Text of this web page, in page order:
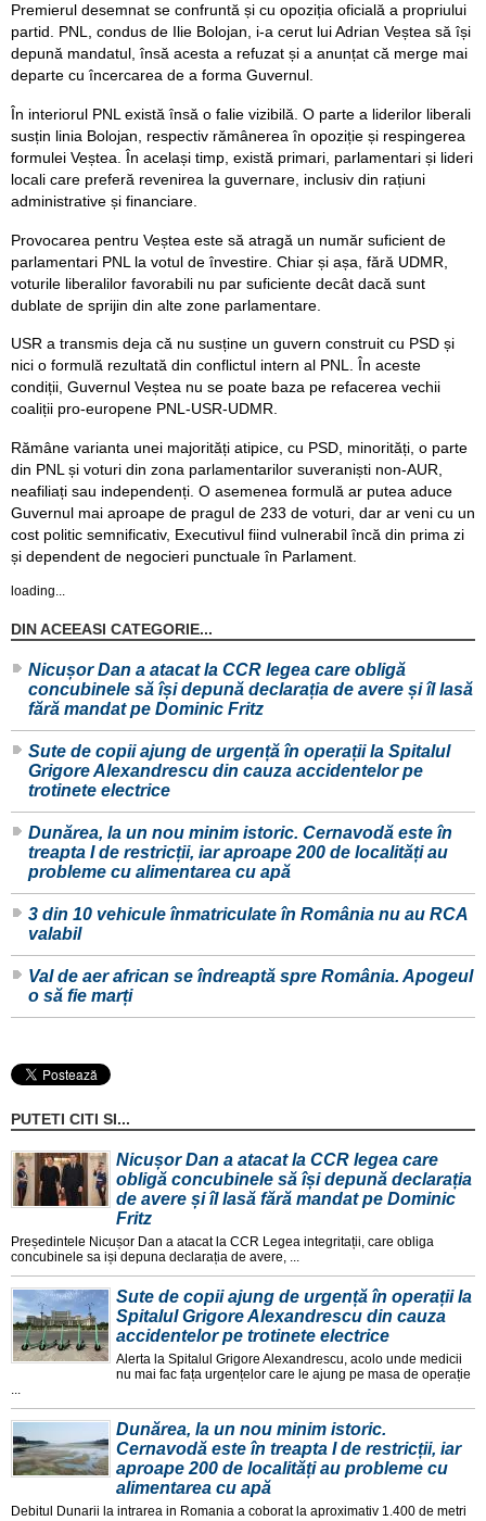
Premierul desemnat se confruntă și cu opoziția oficială a propriului
partid. PNL, condus de Ilie Bolojan, i-a cerut lui Adrian Veștea să își
depună mandatul, însă acesta a refuzat și a anunțat că merge mai
departe cu încercarea de a forma Guvernul.
În interiorul PNL există însă o falie vizibilă. O parte a liderilor liberali
susțin linia Bolojan, respectiv rămânerea în opoziție și respingerea
formulei Veștea. În același timp, există primari, parlamentari și lideri
locali care preferă revenirea la guvernare, inclusiv din rațiuni
administrative și financiare.
Provocarea pentru Veștea este să atragă un număr suficient de
parlamentari PNL la votul de învestire. Chiar și așa, fără UDMR,
voturile liberalilor favorabili nu par suficiente decât dacă sunt
dublate de sprijin din alte zone parlamentare.
USR a transmis deja că nu susține un guvern construit cu PSD și
nici o formulă rezultată din conflictul intern al PNL. În aceste
condiții, Guvernul Veștea nu se poate baza pe refacerea vechii
coaliții pro-europene PNL-USR-UDMR.
Rămâne varianta unei majorități atipice, cu PSD, minorități, o parte
din PNL și voturi din zona parlamentarilor suveraniști non-AUR,
neafiliați sau independenți. O asemenea formulă ar putea aduce
Guvernul mai aproape de pragul de 233 de voturi, dar ar veni cu un
cost politic semnificativ, Executivul fiind vulnerabil încă din prima zi
și dependent de negocieri punctuale în Parlament.
loading...
DIN ACEEASI CATEGORIE...
Nicușor Dan a atacat la CCR legea care obligă
concubinele să își depună declarația de avere și îl lasă
fără mandat pe Dominic Fritz
Sute de copii ajung de urgență în operații la Spitalul
Grigore Alexandrescu din cauza accidentelor pe
trotinete electrice
Dunărea, la un nou minim istoric. Cernavodă este în
treapta I de restricții, iar aproape 200 de localități au
probleme cu alimentarea cu apă
3 din 10 vehicule înmatriculate în România nu au RCA
valabil
Val de aer african se îndreaptă spre România. Apogeul
o să fie marți
PUTETI CITI SI...
Nicușor Dan a atacat la CCR legea care
obligă concubinele să își depună declarația
de avere și îl lasă fără mandat pe Dominic
Fritz
Președintele Nicușor Dan a atacat la CCR Legea integritații, care obliga
concubinele sa iși depuna declarația de avere, ...
Sute de copii ajung de urgență în operații la
Spitalul Grigore Alexandrescu din cauza
accidentelor pe trotinete electrice
Alerta la Spitalul Grigore Alexandrescu, acolo unde medicii
nu mai fac fața urgențelor care le ajung pe masa de operație
...
Dunărea, la un nou minim istoric.
Cernavodă este în treapta I de restricții, iar
aproape 200 de localități au probleme cu
alimentarea cu apă
Debitul Dunarii la intrarea in Romania a coborat la aproximativ 1.400 de metri